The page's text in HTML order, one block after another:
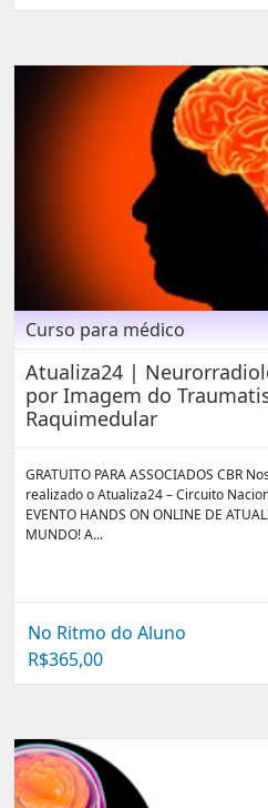
Curso para médico
Atualiza24 |
por Imagem do
Raquimedular
GRATUITO PARA ASSOCIADOS CBR
realizado o Atualiza24 – Circuito
EVENTO HANDS ON ONLINE DE
MUNDO! A...
No Ritmo do Aluno
R$365,00